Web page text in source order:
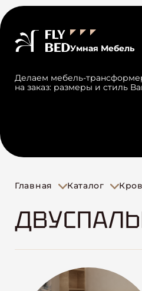
Умная Мебель
Делаем мебель-
на заказ: размеры и стиль
Главная Каталог